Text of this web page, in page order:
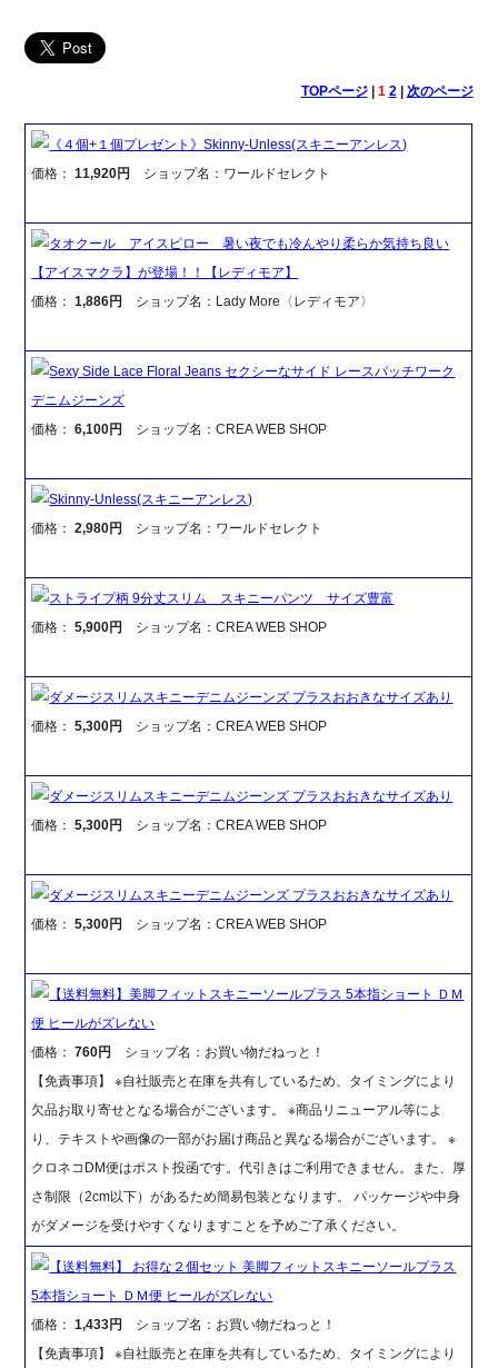
TOPページ| 1 2| 次のページ
《４個+１個プレゼント》Skinny-Unless(スキニーアンレス)
価格：11,920円 ショップ名：ワールドセレクト
タオクール アイスピロー 暑い夜でも冷んやり柔らか気持ち良い
【アイスマクラ】が登場！！【レディモア】
価格：1,886円 ショップ名：Lady More〈レディモア〉
Sexy Side Lace Floral Jeans セクシーなサイド レースパッチワーク
デニムジーンズ
価格：6,100円 ショップ名：CREA WEB SHOP
Skinny-Unless(スキニーアンレス)
価格：2,980円 ショップ名：ワールドセレクト
ストライプ柄 9分丈スリム スキニーパンツ サイズ豊富
価格：5,900円 ショップ名：CREA WEB SHOP
ダメージスリムスキニーデニムジーンズ プラスおおきなサイズあり
価格：5,300円 ショップ名：CREA WEB SHOP
ダメージスリムスキニーデニムジーンズ プラスおおきなサイズあり
価格：5,300円 ショップ名：CREA WEB SHOP
ダメージスリムスキニーデニムジーンズ プラスおおきなサイズあり
価格：5,300円 ショップ名：CREA WEB SHOP
【送料無料】美脚フィットスキニーソールプラス 5本指ショート ＤＭ
便 ヒールがズレない
価格：760円
ショップ名：お買い物だねっと！
【免責事項】 ※自社販売と在庫を共有しているため、タイミングにより
欠品お取り寄せとなる場合がございます。 ※商品リニューアル等によ
り、テキストや画像の一部がお届け商品と異なる場合がございます。 ※
クロネコDM便はポスト投函です。代引きはご利用できません。また、厚
さ制限（2cm以下）があるため簡易包装となります。 パッケージや中身
がダメージを受けやすくなりますことを予めご了承ください。
【送料無料】 お得な２個セット 美脚フィットスキニーソールプラス
5本指ショート ＤＭ便 ヒールがズレない
価格：1,433円
ショップ名：お買い物だねっと！
【免責事項】 ※自社販売と在庫を共有しているため、タイミングにより